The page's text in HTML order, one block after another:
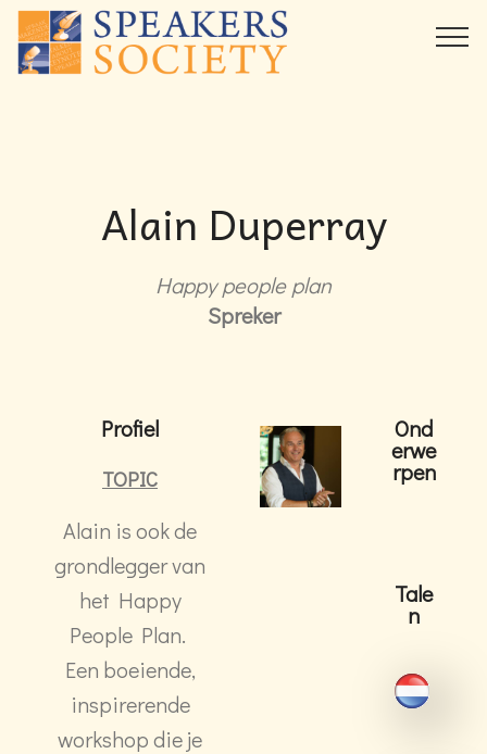
Alain Duperray
Happy people plan
Spreker
Profiel
TOPIC
Alain is ook de
grondlegger van
het Happy
People Plan.
Een boeiende,
inspirerende
workshop die je
Ond
erwe
rpen
Tale
n